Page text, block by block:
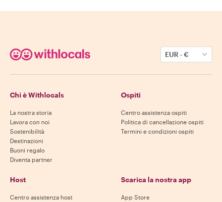
EUR-€
Chi è Withlocals
La nostra storia
Lavora con noi
Sostenibilità
Destinazioni
Buoni regalo
Diventa partner
Ospiti
Centro assistenza ospiti
Politica di cancellazione ospiti
Termini e condizioni ospiti
Host
Centro assistenza host
Scarica la nostra app
App Store